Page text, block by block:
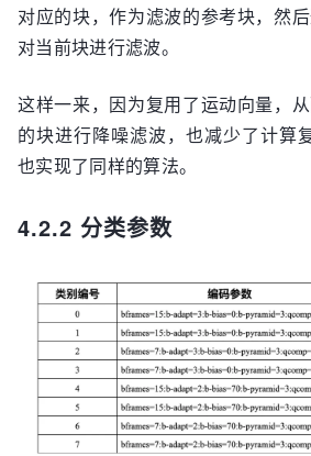
对应的块，作为滤波的参考块，然
对当前块进行滤波。
这样一来，因为复用了运动向量，
的块进行降噪滤波，也减少了计算
也实现了同样的算法。
4.2.2 分类参数